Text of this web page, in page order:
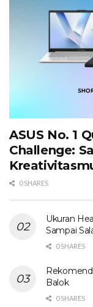
ASUS No. 1
Challenge:
0 SHARES
Ukuran
Sampai
0 SHARES
Balok
0 SHARES